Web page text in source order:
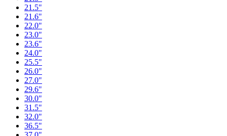
21.5"
21.6"
22.0"
23.0"
23.6"
24.0"
25.5"
26.0"
27.0"
29.6"
30.0"
31.5"
32.0"
36.5"